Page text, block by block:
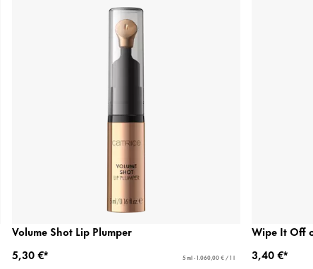
Volume Shot Lip Plumper
5,30 €*
5 ml - 1.060,00 € / 1 l
Wipe It Off
3,40 €*